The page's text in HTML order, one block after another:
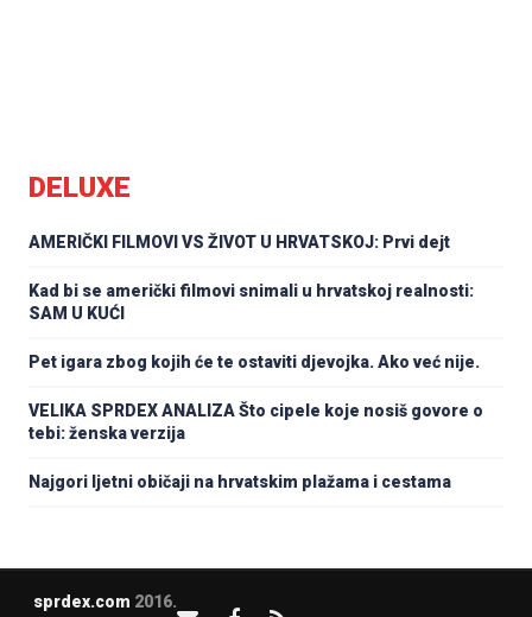
DELUXE
AMERIČKI FILMOVI VS ŽIVOT U HRVATSKOJ: Prvi dejt
Kad bi se američki filmovi snimali u hrvatskoj realnosti:
SAM U KUĆI
Pet igara zbog kojih će te ostaviti djevojka. Ako već nije.
VELIKA SPRDEX ANALIZA Što cipele koje nosiš govore o
tebi: ženska verzija
Najgori ljetni običaji na hrvatskim plažama i cestama
sprdex.com 2016.